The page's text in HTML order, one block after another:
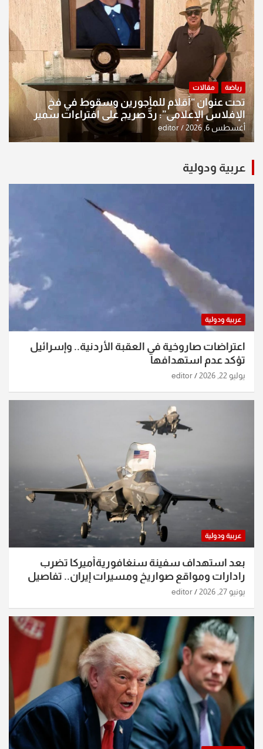
رياضة مقالات
تحت عنوان “أقلام للمأجورين وسقوط في فخ
الإفلاس الإعلامي”: ردٌّ صريح على افتراءات سمير
الشكرجي
أغسطس 6, 2026 editor
عربية ودولية
عربية ودولية
اعتراضات صاروخية في العقبة الأردنية.. وإسرائيل
تؤكد عدم استهدافها
يوليو 22, 2026 editor
عربية ودولية
بعد استهداف سفينة سنغافوريةأميركا تضرب
رادارات ومواقع صواريخ ومسيرات إيران.. تفاصيل
الساعات الماضية
يونيو 27, 2026 editor